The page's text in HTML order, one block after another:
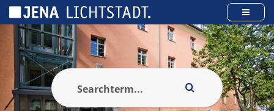
Pannello di gestione dei cookies